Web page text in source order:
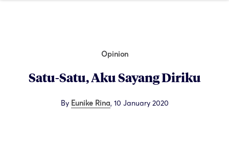
Opinion
Satu-Satu, Aku Sayang Diriku
By Eunike Rina, 10 January 2020